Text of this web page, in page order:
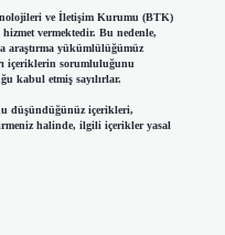
ve İletişim Kurumu (BTK)
vermektedir. Bu nedenle,
araştırma yükümlülüğümüz
içeriklerin sorumluluğunu
kabul etmiş sayılırlar.
düşündüğünüz içerikleri,
halinde, ilgili içerikler yasal